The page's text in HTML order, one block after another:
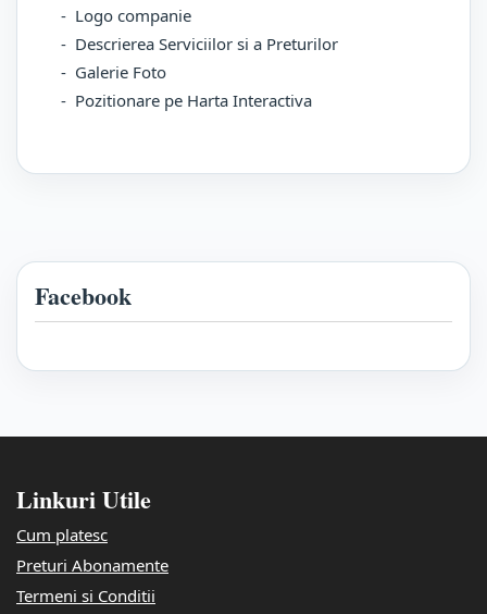
- Logo companie
- Descrierea Serviciilor si a Preturilor
- Galerie Foto
- Pozitionare pe Harta Interactiva
Facebook
Linkuri Utile
Cum platesc
Preturi Abonamente
Termeni si Conditii